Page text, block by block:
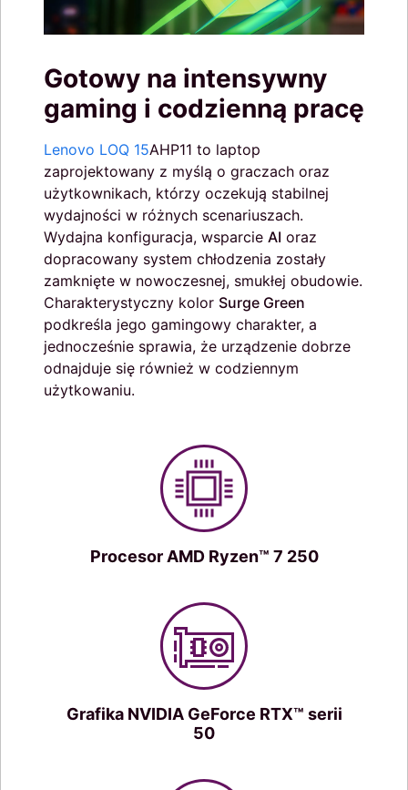
Gotowy na intensywny
gaming i codzienną pracę
Lenovo LOQ 15AHP11 to laptop
zaprojektowany z myślą o graczach oraz
użytkownikach, którzy oczekują stabilnej
wydajności w różnych scenariuszach.
Wydajna konfiguracja, wsparcie AI oraz
dopracowany system chłodzenia zostały
zamknięte w nowoczesnej, smukłej obudowie.
Charakterystyczny kolor Surge Green
podkreśla jego gamingowy charakter, a
jednocześnie sprawia, że urządzenie dobrze
odnajduje się również w codziennym
użytkowaniu.
Procesor AMD Ryzen™ 7 250
Grafika NVIDIA GeForce RTX™ serii
50